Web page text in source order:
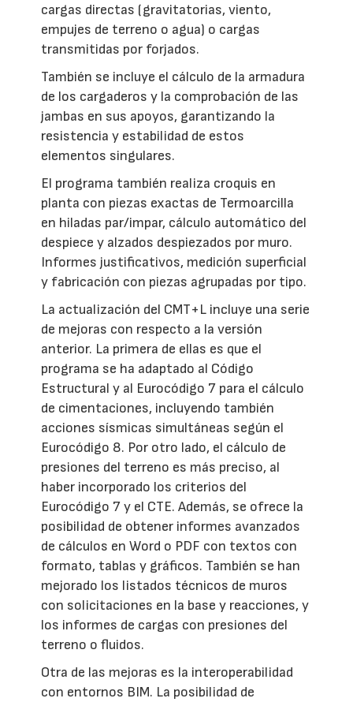
cargas directas (gravitatorias, viento,
empujes de terreno o agua) o cargas
transmitidas por forjados.
También se incluye el cálculo de la armadura
de los cargaderos y la comprobación de las
jambas en sus apoyos, garantizando la
resistencia y estabilidad de estos
elementos singulares.
El programa también realiza croquis en
planta con piezas exactas de Termoarcilla
en hiladas par/impar, cálculo automático del
despiece y alzados despiezados por muro.
Informes justificativos, medición superficial
y fabricación con piezas agrupadas por tipo.
La actualización del CMT+L incluye una serie
de mejoras con respecto a la versión
anterior. La primera de ellas es que el
programa se ha adaptado al Código
Estructural y al Eurocódigo 7 para el cálculo
de cimentaciones, incluyendo también
acciones sísmicas simultáneas según el
Eurocódigo 8. Por otro lado, el cálculo de
presiones del terreno es más preciso, al
haber incorporado los criterios del
Eurocódigo 7 y el CTE. Además, se ofrece la
posibilidad de obtener informes avanzados
de cálculos en Word o PDF con textos con
formato, tablas y gráficos. También se han
mejorado los listados técnicos de muros
con solicitaciones en la base y reacciones, y
los informes de cargas con presiones del
terreno o fluidos.
Otra de las mejoras es la interoperabilidad
con entornos BIM. La posibilidad de